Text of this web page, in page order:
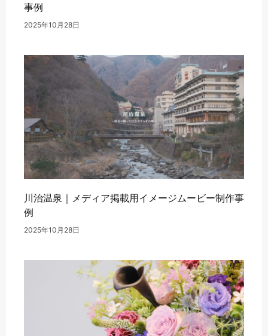
事例
2025年10月28日
川治温泉｜メディア掲載用イメージムービー制作事
例
2025年10月28日